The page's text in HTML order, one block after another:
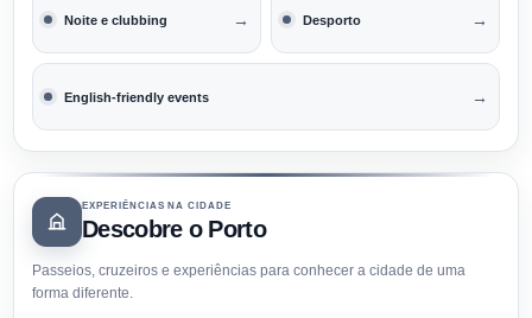
Noite e clubbing → Desporto →
English-friendly events →
EXPERIÊNCIAS NA CIDADE
Descobre o Porto
Passeios, cruzeiros e experiências para conhecer a cidade de uma
forma diferente.